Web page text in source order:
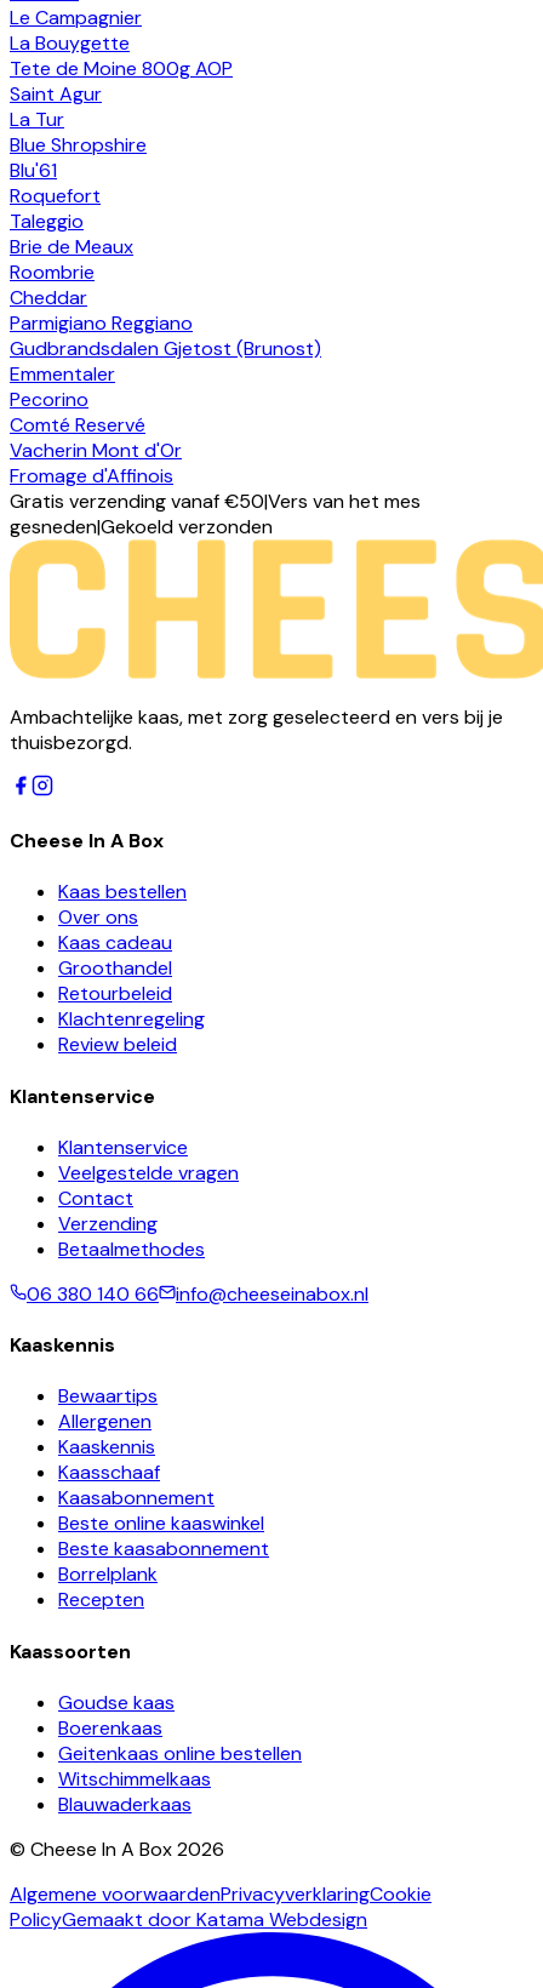
Le Campagnier
La Bouygette
Tete de Moine 800g AOP
Saint Agur
La Tur
Blue Shropshire
Blu'61
Roquefort
Taleggio
Brie de Meaux
Roombrie
Cheddar
Parmigiano Reggiano
Gudbrandsdalen Gjetost (Brunost)
Emmentaler
Pecorino
Comté Reservé
Vacherin Mont d'Or
Fromage d'Affinois
Gratis verzending vanaf €50|Vers van het mes
gesneden|Gekoeld verzonden
Ambachtelijke kaas, met zorg geselecteerd en vers bij je
thuisbezorgd.
Cheese In A Box
Kaas bestellen
Over ons
Kaas cadeau
Groothandel
Retourbeleid
Klachtenregeling
Review beleid
Klantenservice
Klantenservice
Veelgestelde vragen
Contact
Verzending
Betaalmethodes
06 380 140 66
info@cheeseinabox.nl
Kaaskennis
Bewaartips
Allergenen
Kaaskennis
Kaasschaaf
Kaasabonnement
Beste online kaaswinkel
Beste kaasabonnement
Borrelplank
Recepten
Kaassoorten
Goudse kaas
Boerenkaas
Geitenkaas online bestellen
Witschimmelkaas
Blauwaderkaas
© Cheese In A Box 2026
Algemene voorwaardenPrivacyverklaringCookie
PolicyGemaakt door Katama Webdesign